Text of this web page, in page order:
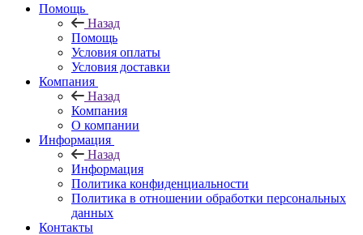
Помощь
Назад
Помощь
Условия оплаты
Условия доставки
Компания
Назад
Компания
О компании
Информация
Назад
Информация
Политика конфиденциальности
Политика в отношении обработки персональных
данных
Контакты